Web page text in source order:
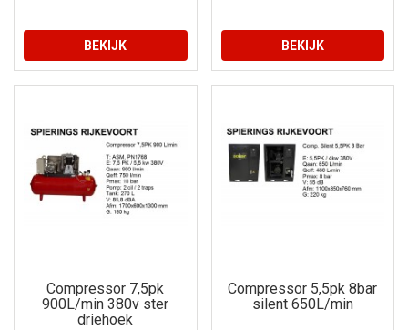
BEKIJK BEKIJK
Compressor 7,5pk
900L/min 380v ster
driehoek
Compressor 5,5pk 8bar
silent 650L/min